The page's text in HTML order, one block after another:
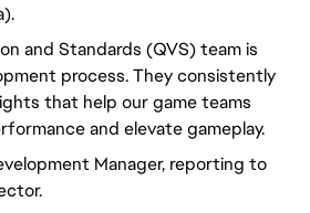
and Standards (QVS) team is
process. They consistently
that help our game teams
and elevate gameplay.
Manager, reporting to